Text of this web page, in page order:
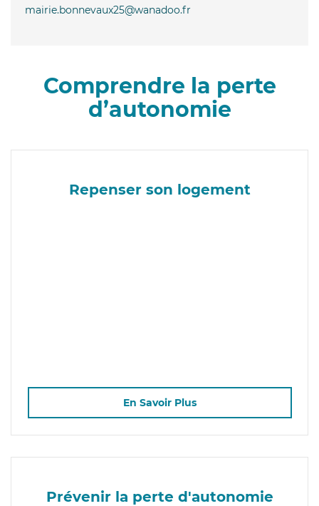
mairie.bonnevaux25@wanadoo.fr
Comprendre la perte
d’autonomie
Repenser son logement
En Savoir Plus
Prévenir la perte d'autonomie